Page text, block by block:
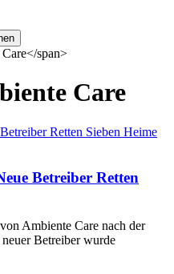
span>
Care
Betreiber Retten
Ambiente Care nach der
Betreiber wurde